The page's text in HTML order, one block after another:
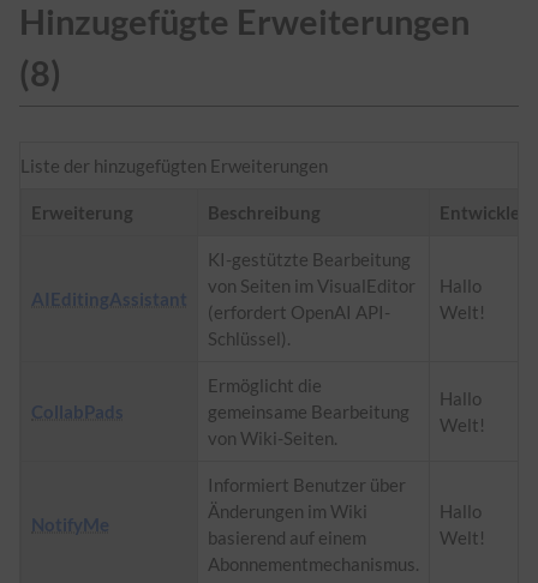
Hinzugefügte Erweiterungen
(8)
Liste der hinzugefügten Erweiterungen
Erweiterung Beschreibung Entwickler
AIEditingAssistant
KI-gestützte Bearbeitung
von Seiten im VisualEditor
(erfordert OpenAI API-
Schlüssel).
Hallo
Welt!
CollabPads
Ermöglicht die
gemeinsame Bearbeitung
von Wiki-Seiten.
Hallo
Welt!
NotifyMe
Informiert Benutzer über
Änderungen im Wiki
basierend auf einem
Abonnementmechanismus.
Hallo
Welt!